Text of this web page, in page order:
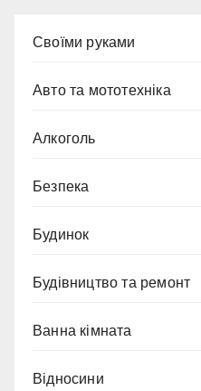
Cвоїми руками
Авто та мототехніка
Алкоголь
Безпека
Будинок
Будівництво та ремонт
Ванна кімната
Відносини